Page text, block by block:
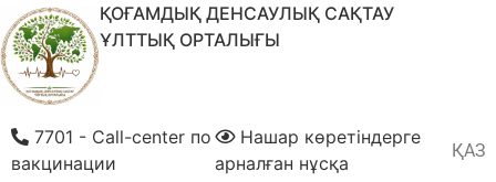
ҚОҒАМДЫҚ ДЕНСАУЛЫҚ САҚТАУ
ҰЛТТЫҚ ОРТАЛЫҒЫ
ҚАЗ
РУС
Нашар көретіндерге
арналған нұсқа
7701 - Call-center по
вакцинации